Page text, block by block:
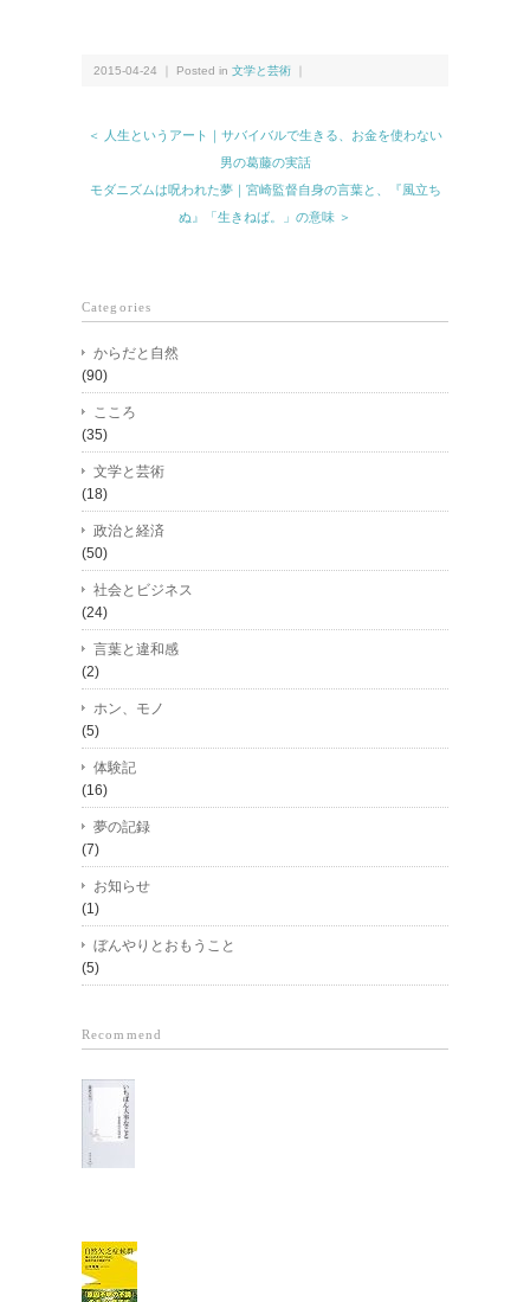
2015-04-24 ｜ Posted in 文学と芸術
＜ 人生というアート｜サバイバルで生きる、お金を使わない
男の葛藤の実話
モダニズムは呪われた夢｜宮崎監督自身の言葉と、『風立ち
ぬ』「生きねば。」の意味 ＞
Categories
からだと自然
(90)
こころ
(35)
文学と芸術
(18)
政治と経済
(50)
社会とビジネス
(24)
言葉と違和感
(2)
ホン、モノ
(5)
体験記
(16)
夢の記録
(7)
お知らせ
(1)
ぼんやりとおもうこと
(5)
Recommend